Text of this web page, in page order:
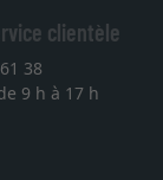
clientèle
38